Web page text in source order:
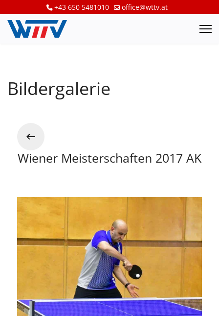
+43 650 5481010 office@wttv.at
Bildergalerie
Wiener Meisterschaften 2017 AK